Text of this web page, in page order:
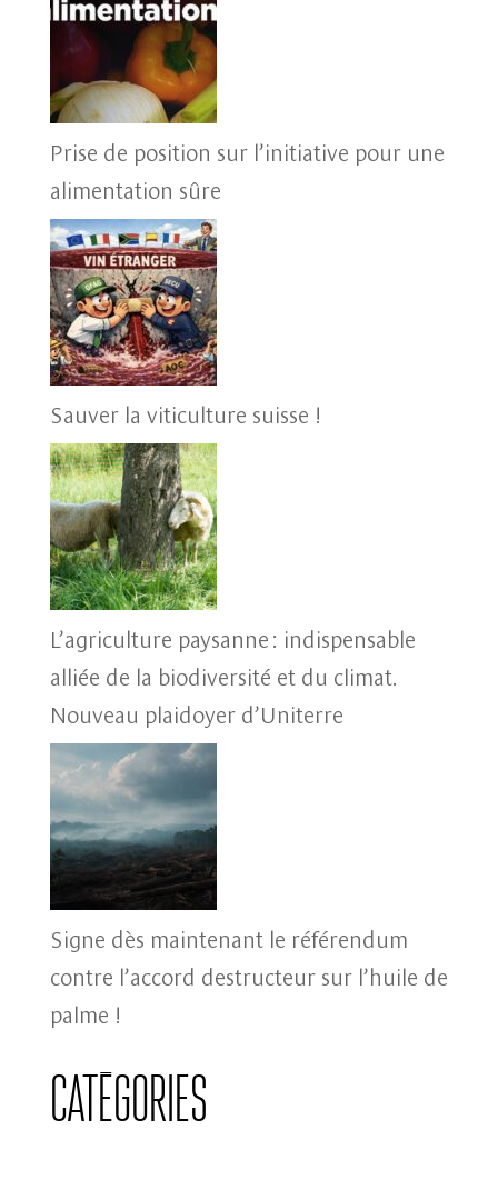
Prise de position sur l’initiative pour une
alimentation sûre
Sauver la viticulture suisse !
L’agriculture paysanne : indispensable
alliée de la biodiversité et du climat.
Nouveau plaidoyer d’Uniterre
Signe dès maintenant le référendum
contre l’accord destructeur sur l’huile de
palme !
Catégories